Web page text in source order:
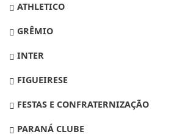
ATHLETICO
GRÊMIO
INTER
FIGUEIRESE
FESTAS E CONFRATERNIZAÇÃO
PARANÁ CLUBE